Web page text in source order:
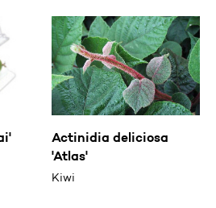
Actinidia deliciosa
'Atlas'
Kiwi